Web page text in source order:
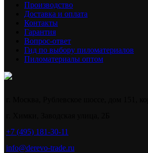
Производство
Доставка и оплата
Контакты
Гарантия
Вопрос-ответ
Гид по выбору пиломатериалов
Пиломатериалы оптом
+7 (495) 181-30-11
info@derevo-trade.ru